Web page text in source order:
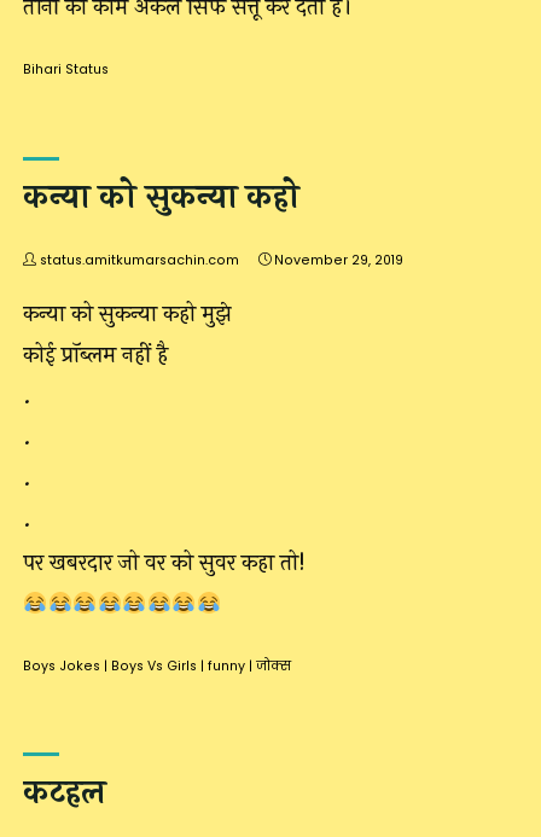
तीनों का काम अकेले सिर्फ सत्तू कर देता है।
Bihari Status
कन्या को सुकन्या कहो
status.amitkumarsachin.com November 29, 2019
कन्या को सुकन्या कहो मुझे
कोई प्राॅब्लम नहीं है
.
.
.
.
पर खबरदार जो वर को सुवर कहा तो!
Boys Jokes | Boys Vs Girls | funny | जोक्स
कटहल